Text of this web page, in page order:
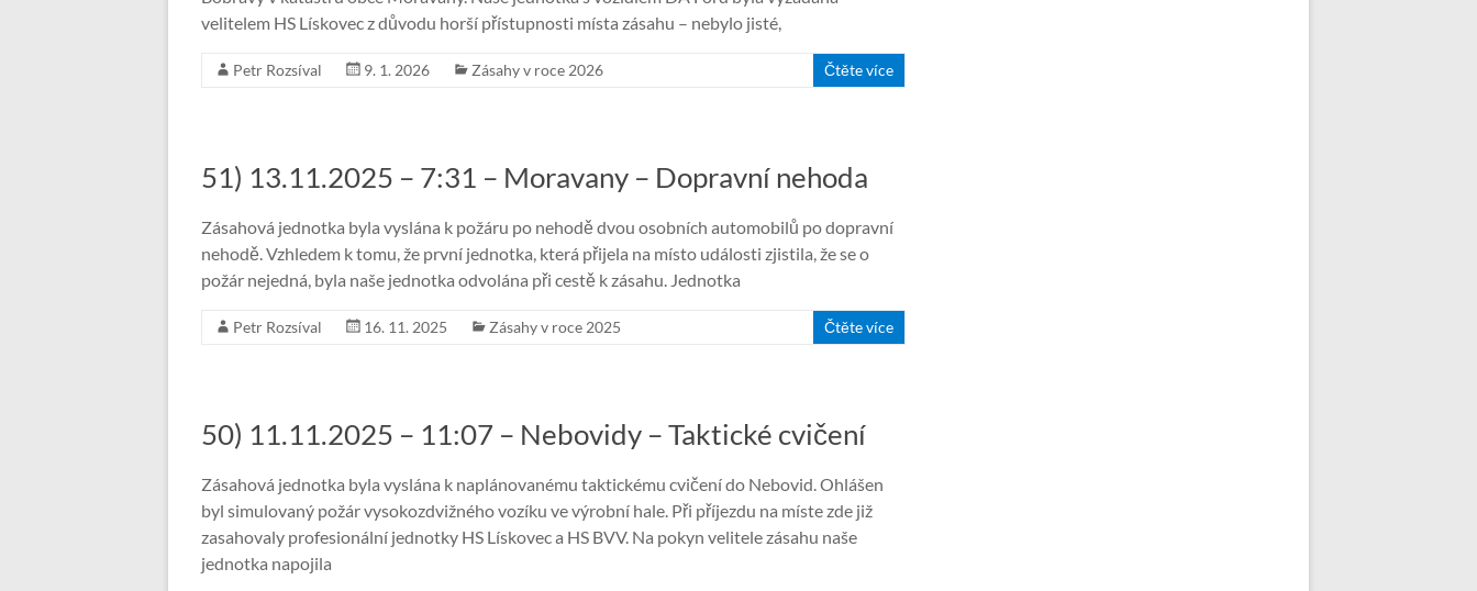
velitelem HS Lískovec z důvodu horší přístupnosti místa zásahu – nebylo jisté,
Petr Rozsíval 9. 1. 2026 Zásahy v roce 2026 Čtěte více
51) 13.11.2025 – 7:31 – Moravany – Dopravní nehoda
Zásahová jednotka byla vyslána k požáru po nehodě dvou osobních automobilů po dopravní
nehodě. Vzhledem k tomu, že první jednotka, která přijela na místo události zjistila, že se o
požár nejedná, byla naše jednotka odvolána při cestě k zásahu. Jednotka
Petr Rozsíval 16. 11. 2025 Zásahy v roce 2025 Čtěte více
50) 11.11.2025 – 11:07 – Nebovidy – Taktické cvičení
Zásahová jednotka byla vyslána k naplánovanému taktickému cvičení do Nebovid. Ohlášen
byl simulovaný požár vysokozdvižného vozíku ve výrobní hale. Při příjezdu na míste zde již
zasahovaly profesionální jednotky HS Lískovec a HS BVV. Na pokyn velitele zásahu naše
jednotka napojila